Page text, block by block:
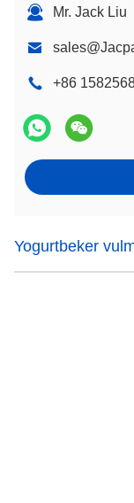
Mr. Jack Liu
+86
Yogurtbeker